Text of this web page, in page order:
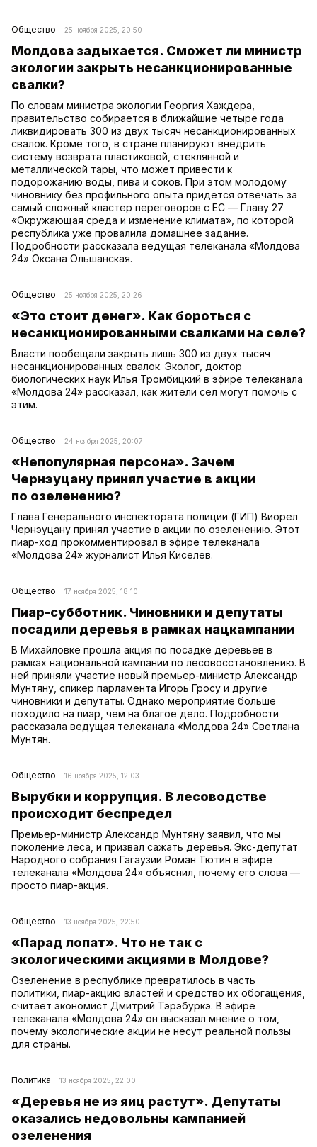
Общество 25 ноября 2025, 20:50
Молдова задыхается. Сможет ли министр
экологии закрыть несанкционированные
свалки?
По словам министра экологии Георгия Хаждера,
правительство собирается в ближайшие четыре года
ликвидировать 300 из двух тысяч несанкционированных
свалок. Кроме того, в стране планируют внедрить
систему возврата пластиковой, стеклянной и
металлической тары, что может привести к
подорожанию воды, пива и соков. При этом молодому
чиновнику без профильного опыта придется отвечать за
самый сложный кластер переговоров с ЕС — Главу 27
«Окружающая среда и изменение климата», по которой
республика уже провалила домашнее задание.
Подробности рассказала ведущая телеканала «Молдова
24» Оксана Ольшанская.
Общество 25 ноября 2025, 20:26
«Это стоит денег». Как бороться с
несанкционированными свалками на селе?
Власти пообещали закрыть лишь 300 из двух тысяч
несанкционированных свалок. Эколог, доктор
биологических наук Илья Тромбицкий в эфире телеканала
«Молдова 24» рассказал, как жители сел могут помочь с
этим.
Общество 24 ноября 2025, 20:07
«Непопулярная персона». Зачем
Чернэуцану принял участие в акции
по озеленению?
Глава Генерального инспектората полиции (ГИП) Виорел
Чернэуцану принял участие в акции по озеленению. Этот
пиар-ход прокомментировал в эфире телеканала
«Молдова 24» журналист Илья Киселев.
Общество 17 ноября 2025, 18:10
Пиар-субботник. Чиновники и депутаты
посадили деревья в рамках нацкампании
В Михайловке прошла акция по посадке деревьев в
рамках национальной кампании по лесовосстановлению. В
ней приняли участие новый премьер-министр Александр
Мунтяну, спикер парламента Игорь Гросу и другие
чиновники и депутаты. Однако мероприятие больше
походило на пиар, чем на благое дело. Подробности
рассказала ведущая телеканала «Молдова 24» Светлана
Мунтян.
Общество 16 ноября 2025, 12:03
Вырубки и коррупция. В лесоводстве
происходит беспредел
Премьер-министр Александр Мунтяну заявил, что мы
поколение леса, и призвал сажать деревья. Экс-депутат
Народного собрания Гагаузии Роман Тютин в эфире
телеканала «Молдова 24» объяснил, почему его слова —
просто пиар-акция.
Общество 13 ноября 2025, 22:50
«Парад лопат». Что не так с
экологическими акциями в Молдове?
Озеленение в республике превратилось в часть
политики, пиар-акцию властей и средство их обогащения,
считает экономист Дмитрий Тэрэбуркэ. В эфире
телеканала «Молдова 24» он высказал мнение о том,
почему экологические акции не несут реальной пользы
для страны.
Политика 13 ноября 2025, 22:00
«Деревья не из яиц растут». Депутаты
оказались недовольны кампанией
озеленения